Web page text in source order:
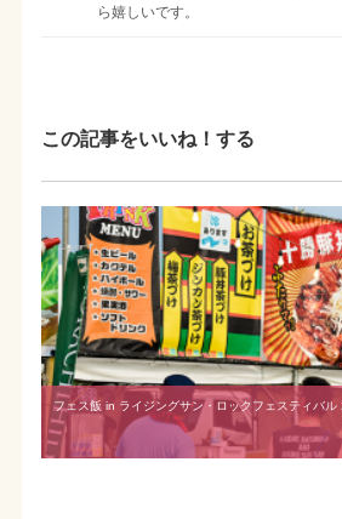
ら嬉しいです。
この記事をいいね！する
フェス飯 in ライジングサン・ロックフェスティバル